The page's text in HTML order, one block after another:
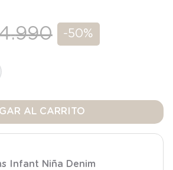
.990 -50%
AL CARRITO
Infant Niña Denim